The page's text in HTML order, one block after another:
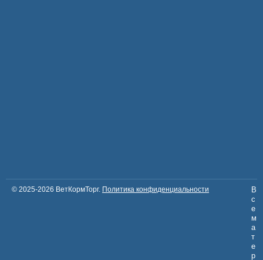
© 2025-2026 ВетКормТорг. Политика конфиденциальности
В
с
е
м
а
т
е
р